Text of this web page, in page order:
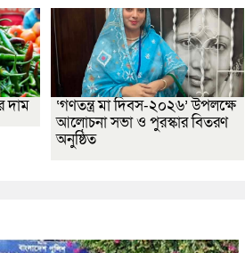
দাম
‘গণতন্ত্র মা দিবস-২০২৬’ উপলক্ষে
আলোচনা সভা ও পুরস্কার বিতরণ
অনুষ্ঠিত